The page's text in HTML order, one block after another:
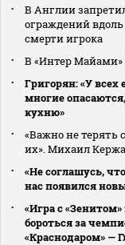
В Англии
ограждений
смерти игрока
В «Интер Майами»
Григорян: «У всех
многие
кухню»
«Важно не терять
их». Михаил
«Не соглашусь,
нас появился
«Игра с «Зенитом»
бороться за
«Краснодаром» —